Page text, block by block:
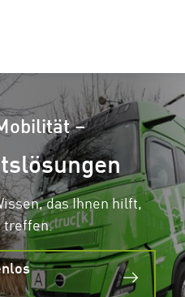
–
das Ihnen hilft,
treffen.